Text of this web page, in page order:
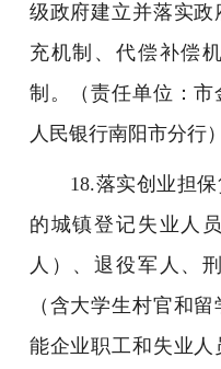
级政府建立并落实
充机制、代偿补偿
制。（责任单位：市
人民银行南阳市分行）
18.落实创业担保
的城镇登记失业人
人）、退役军人、
（含大学生村官和
能企业职工和失业